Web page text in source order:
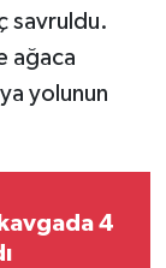
savruldu.
ağaca
yolunun
kavgada 4